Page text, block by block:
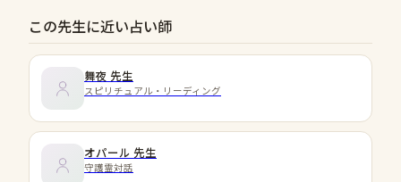
この先生に近い占い師
舞夜 先生
スピリチュアル・リーディング
オパール 先生
守護霊対話